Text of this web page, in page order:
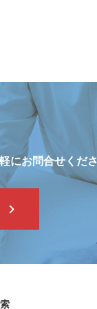
にお問合せくだ